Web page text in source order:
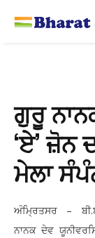
ਗੁਰੂ
‘ਏ’ ਜ਼ੋਨ
ਮੇਲਾ
ਅੰਮ੍ਰਿਤਸਰ –
ਨਾਨਕ ਦੇਵ